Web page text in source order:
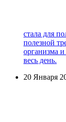
стала для
полезной
организма
весь день.
20 Января